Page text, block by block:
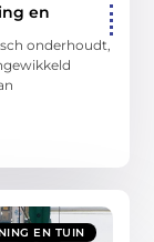
en
onderhoudt,
EN TUIN